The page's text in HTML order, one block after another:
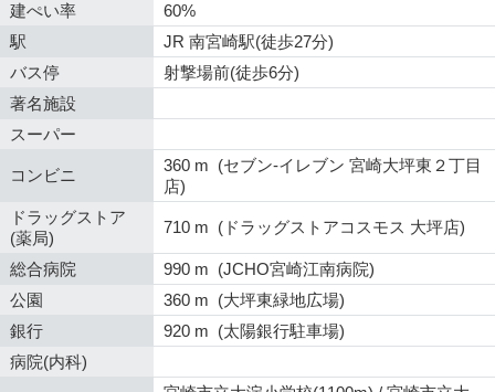
建ぺい率
60%
駅
JR 南宮崎駅(徒歩27分)
バス停
射撃場前(徒歩6分)
著名施設
スーパー
コンビニ
360 m (セブン-イレブン 宮崎大坪東２丁目
店)
ドラッグストア
(薬局)
710 m (ドラッグストアコスモス 大坪店)
総合病院
990 m (JCHO宮崎江南病院)
公園
360 m (大坪東緑地広場)
銀行
920 m (太陽銀行駐車場)
病院(内科)